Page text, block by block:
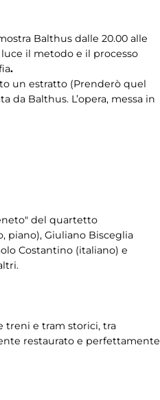
Balthus dalle 20.00 alle
il metodo e il processo
.
un estratto (Prenderò quel
da Balthus. L’opera, messa in
del quartetto
piano), Giuliano Bisceglia
Costantino (italiano) e
treni e tram storici, tra
restaurato e perfettamente